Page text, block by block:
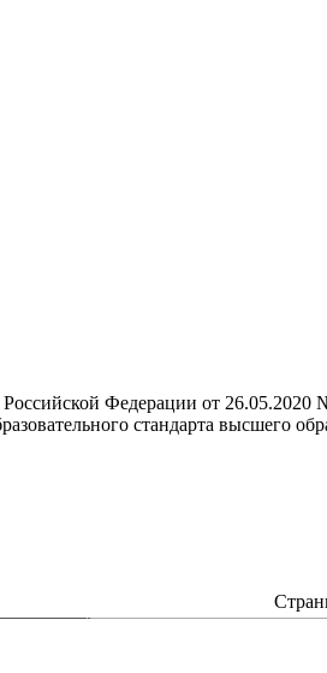
Федерации от 26.05.2020
стандарта высшего